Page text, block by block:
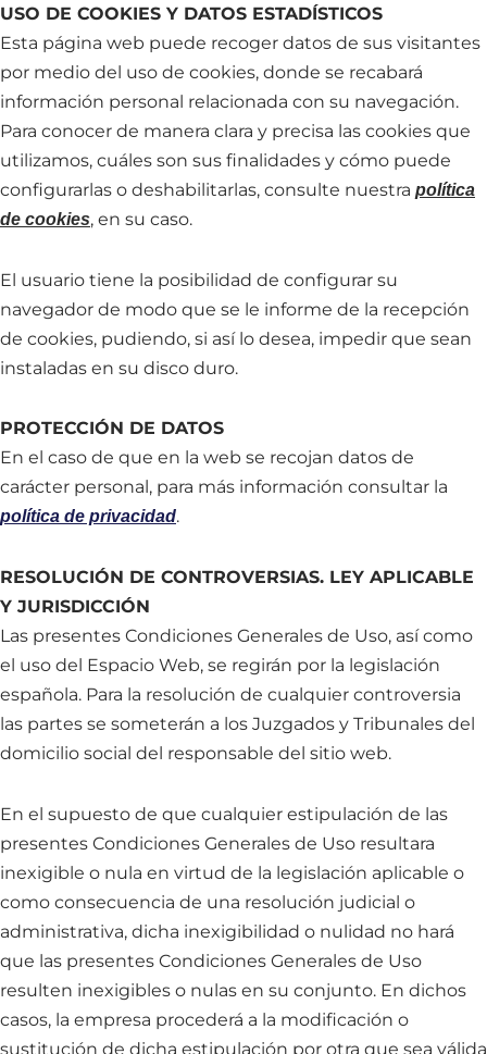
USO DE COOKIES Y DATOS ESTADÍSTICOS
Esta página web puede recoger datos de sus visitantes
por medio del uso de cookies, donde se recabará
información personal relacionada con su navegación.
Para conocer de manera clara y precisa las cookies que
utilizamos, cuáles son sus finalidades y cómo puede
configurarlas o deshabilitarlas, consulte nuestra política
de cookies, en su caso.
El usuario tiene la posibilidad de configurar su
navegador de modo que se le informe de la recepción
de cookies, pudiendo, si así lo desea, impedir que sean
instaladas en su disco duro.
PROTECCIÓN DE DATOS
En el caso de que en la web se recojan datos de
carácter personal, para más información consultar la
política de privacidad.
RESOLUCIÓN DE CONTROVERSIAS. LEY APLICABLE
Y JURISDICCIÓN
Las presentes Condiciones Generales de Uso, así como
el uso del Espacio Web, se regirán por la legislación
española. Para la resolución de cualquier controversia
las partes se someterán a los Juzgados y Tribunales del
domicilio social del responsable del sitio web.
En el supuesto de que cualquier estipulación de las
presentes Condiciones Generales de Uso resultara
inexigible o nula en virtud de la legislación aplicable o
como consecuencia de una resolución judicial o
administrativa, dicha inexigibilidad o nulidad no hará
que las presentes Condiciones Generales de Uso
resulten inexigibles o nulas en su conjunto. En dichos
casos, la empresa procederá a la modificación o
sustitución de dicha estipulación por otra que sea válida